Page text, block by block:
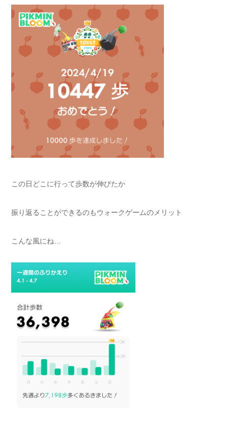
この日どこに行って歩数が伸びたか
振り返ることができるのもウォークゲームのメリット
こんな風にね…